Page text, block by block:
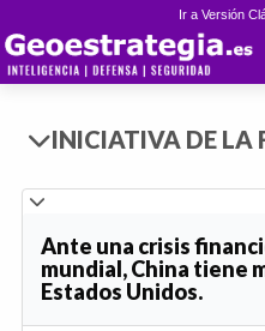
Ir a Versión
INICIATIVA DE LA
Ante una crisis
mundial, China tiene
Estados Unidos.